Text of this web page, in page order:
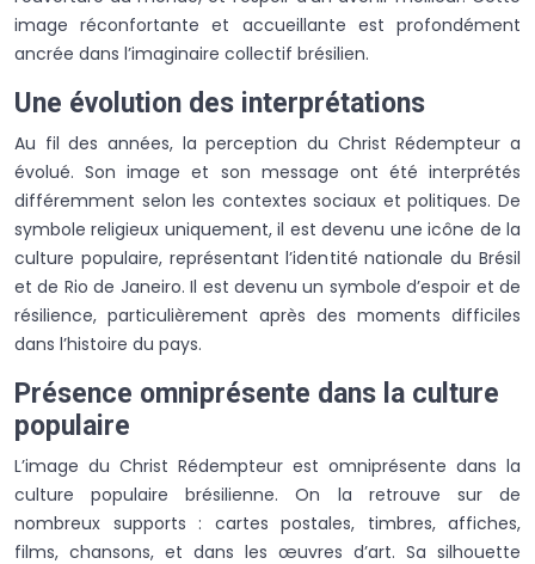
image réconfortante et accueillante est profondément
ancrée dans l’imaginaire collectif brésilien.
Une évolution des interprétations
Au fil des années, la perception du Christ Rédempteur a
évolué. Son image et son message ont été interprétés
différemment selon les contextes sociaux et politiques. De
symbole religieux uniquement, il est devenu une icône de la
culture populaire, représentant l’identité nationale du Brésil
et de Rio de Janeiro. Il est devenu un symbole d’espoir et de
résilience, particulièrement après des moments difficiles
dans l’histoire du pays.
Présence omniprésente dans la culture
populaire
L’image du Christ Rédempteur est omniprésente dans la
culture populaire brésilienne. On la retrouve sur de
nombreux supports : cartes postales, timbres, affiches,
films, chansons, et dans les œuvres d’art. Sa silhouette